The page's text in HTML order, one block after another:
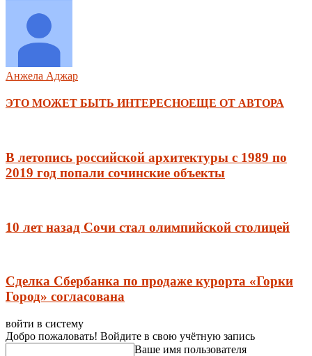
Анжела Аджар
ЭТО МОЖЕТ БЫТЬ ИНТЕРЕСНОЕЩЕ ОТ АВТОРА
В летопись российской архитектуры с 1989 по
2019 год попали сочинские объекты
10 лет назад Сочи стал олимпийской столицей
Сделка Сбербанка по продаже курорта «Горки
Город» согласована
войти в систему
Добро пожаловать! Войдите в свою учётную запись
Ваше имя пользователя